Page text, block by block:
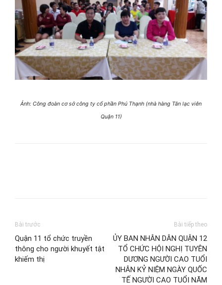
Ảnh: Công đoàn cơ sở công ty cổ phần Phú Thạnh (nhà hàng Tân lạc viên
Quận 11)
Bài trước
Quận 11 tổ chức truyền
thông cho người khuyết tật
khiếm thị
Bài tiếp theo
ỦY BAN NHÂN DÂN QUẬN 12
TỔ CHỨC HỘI NGHỊ TUYÊN
DƯƠNG NGƯỜI CAO TUỔI
NHÂN KỶ NIỆM NGÀY QUỐC
TẾ NGƯỜI CAO TUỔI NĂM